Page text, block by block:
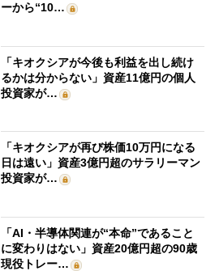
ーから“10…
「キオクシアが今後も利益を出し続け
るかは分からない」資産11億円の個人
投資家が…
「キオクシアが再び株価10万円になる
日は遠い」資産3億円超のサラリーマン
投資家が…
「AI・半導体関連が“本命”であること
に変わりはない」資産20億円超の90歳
現役トレー…